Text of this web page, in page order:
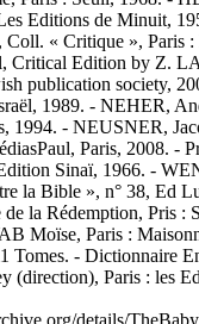
Editions de Minuit,
Coll. « Critique », Paris
Critical Edition by Z.
publication society,
1989. - NEHER,
1994. - NEUSNER,
Paris, 2008. -
Sinaï, 1966. -
la Bible », n° 38, Ed
de la Rédemption, Pris :
Moïse, Paris :
Tomes. - Dictionnaire
(direction), Paris : les
details/